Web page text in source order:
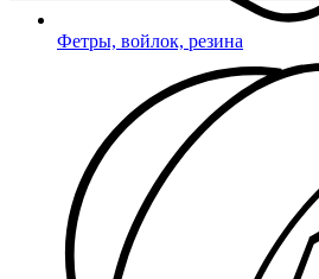
Фетры, войлок, резина